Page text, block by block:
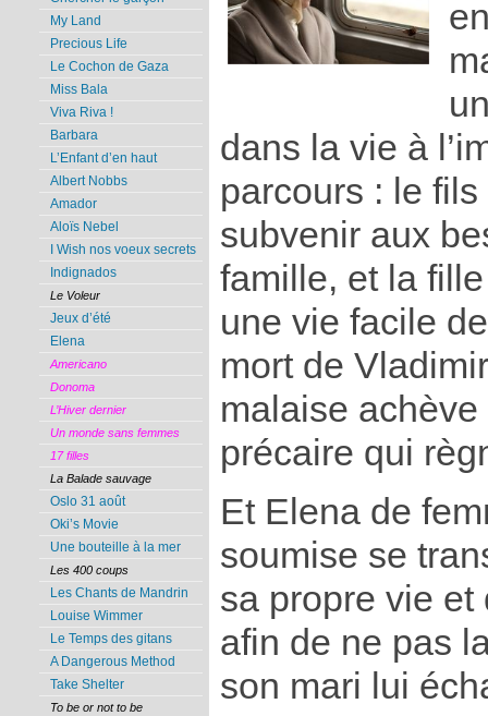
dans la vie à
parcours : le fils
subvenir aux
famille, et la
une vie facile
mort de
malaise achève
précaire qui
Et Elena de
soumise se
sa propre vie
afin de ne pas
son mari lui
My Land
Precious Life
Le Cochon de Gaza
Miss Bala
Viva Riva !
Barbara
L’Enfant d’en haut
Albert Nobbs
Amador
Aloïs Nebel
I Wish nos voeux secrets
Indignados
Le Voleur
Jeux d’été
Elena
Americano
Donoma
L’Hiver dernier
Un monde sans femmes
17 filles
La Balade sauvage
Oslo 31 août
Oki’s Movie
Une bouteille à la mer
Les 400 coups
Les Chants de Mandrin
Louise Wimmer
Le Temps des gitans
A Dangerous Method
Take Shelter
To be or not to be